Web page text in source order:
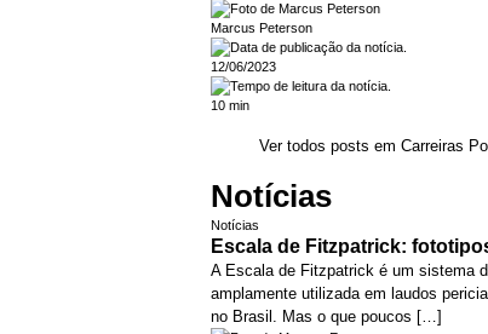
Marcus Peterson
12/06/2023
10 min
Ver todos posts em Carreiras
Notícias
Notícias
Escala de Fitzpatrick:
A Escala de Fitzpatrick é um sistema
amplamente utilizada em laudos
no Brasil. Mas o que poucos […]